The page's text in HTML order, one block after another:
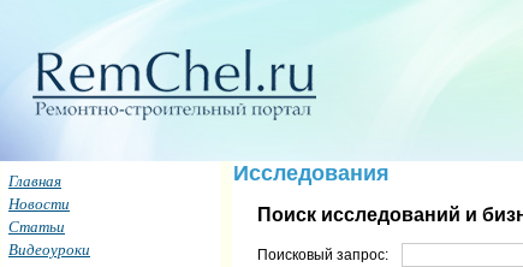
Исследования
Поиск исследований и
Поисковый запрос:
Главная
Новости
Статьи
Видеоуроки